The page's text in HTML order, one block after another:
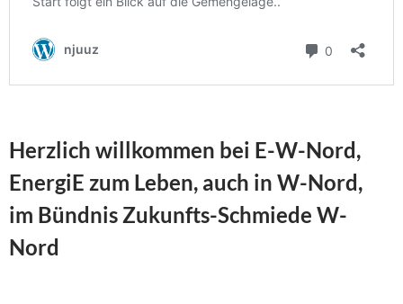
Herzlich willkommen bei E-W-Nord,
EnergiE zum Leben, auch in W-Nord,
im Bündnis Zukunfts-Schmiede W-
Nord